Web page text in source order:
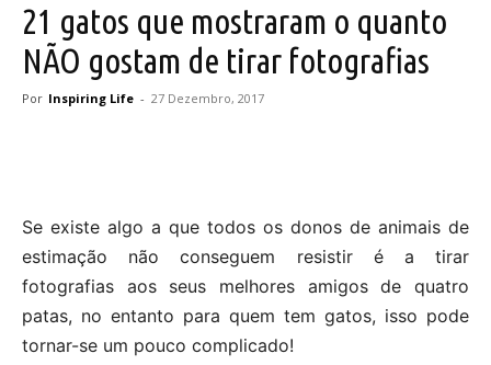
21 gatos que mostraram o quanto
NÃO gostam de tirar fotografias
Por Inspiring Life - 27 Dezembro, 2017
Se existe algo a que todos os donos de animais de
estimação não conseguem resistir é a tirar
fotografias aos seus melhores amigos de quatro
patas, no entanto para quem tem gatos, isso pode
tornar-se um pouco complicado!